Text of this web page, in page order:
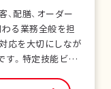
配膳、オーダー
る業務全般を担
応を大切にしなが
す。特定技能ビザ